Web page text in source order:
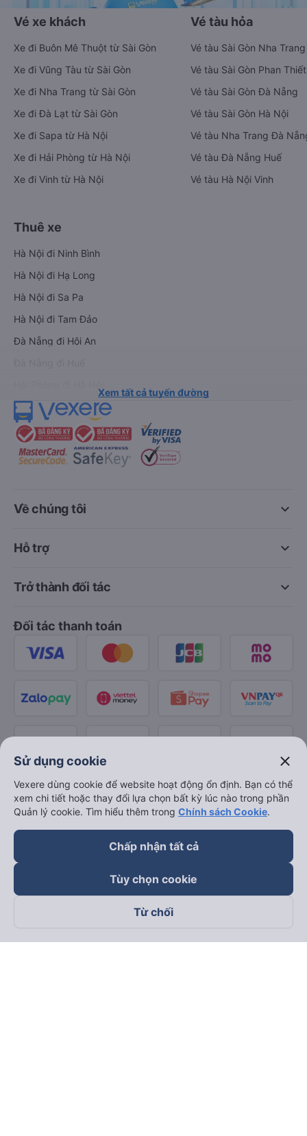
Vé xe khách
Xe đi Buôn Mê Thuột từ Sài Gòn
Xe đi Vũng Tàu từ Sài Gòn
Xe đi Nha Trang từ Sài Gòn
Xe đi Đà Lạt từ Sài Gòn
Xe đi Sapa từ Hà Nội
Xe đi Hải Phòng từ Hà Nội
Xe đi Vinh từ Hà Nội
Vé tàu hỏa
Vé tàu Sài Gòn Nha Trang
Vé tàu Sài Gòn Phan Thiết
Vé tàu Sài Gòn Đà Nẵng
Vé tàu Sài Gòn Hà Nội
Vé tàu Nha Trang Đà
Vé tàu Đà Nẵng Huế
Vé tàu Hà Nội Vinh
Thuê xe
Hà Nội đi Ninh Bình
Hà Nội đi Hạ Long
Hà Nội đi Sa Pa
Hà Nội đi Tam Đảo
Đà Nẵng đi Hội An
Xem tất cả tuyến đường
keyboard_arrow_down
Về chúng tôi
keyboard_arrow_down
Hỗ trợ
keyboard_arrow_down
Trở thành đối tác
Đối tác thanh toán
Theo dõi chúng tôi trên
Sử dụng cookie close
Vexere dùng cookie để website hoạt động ổn định. Bạn có thể
xem chi tiết hoặc thay đổi lựa chọn bất kỳ lúc nào trong phần
Quản lý cookie. Tìm hiểu thêm trong Chính sách Cookie.
Chấp nhận tất cả
Tùy chọn cookie
Từ chối